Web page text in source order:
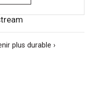
plus durable ›